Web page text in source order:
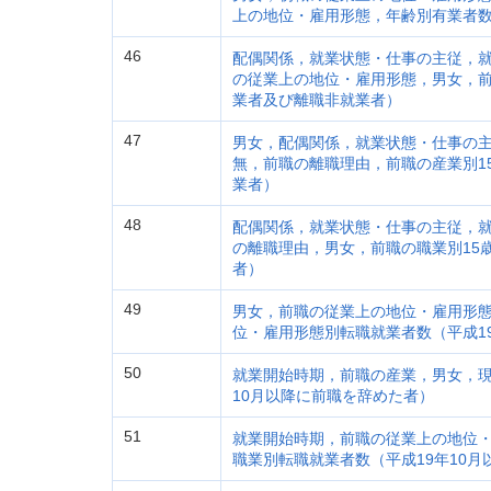
上の地位・雇用形態，年齢別有業者
46
配偶関係，就業状態・仕事の主従，
の従業上の地位・雇用形態，男女，
業者及び離職非就業者）
47
男女，配偶関係，就業状態・仕事の
無，前職の離職理由，前職の産業別
業者）
48
配偶関係，就業状態・仕事の主従，
の離職理由，男女，前職の職業別15
者）
49
男女，前職の従業上の地位・雇用形
位・雇用形態別転職就業者数（平成
50
就業開始時期，前職の産業，男女，
10月以降に前職を辞めた者）
51
就業開始時期，前職の従業上の地位
職業別転職就業者数（平成19年10月